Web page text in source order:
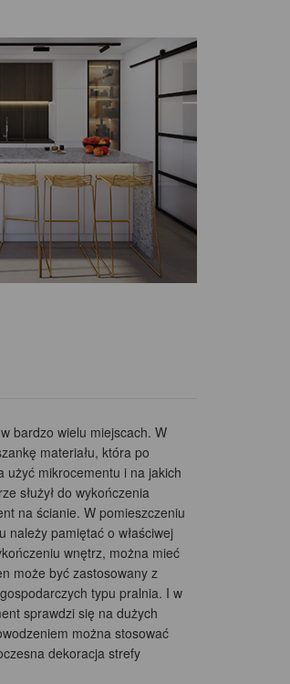
bardzo wielu miejscach. W
materiału, która po
użyć mikrocementu i na jakich
służył do wykończenia
na ścianie. W pomieszczeniu
należy pamiętać o właściwej
wnętrz, można mieć
może być zastosowany z
typu pralnia. I w
sprawdzi się na dużych
można stosować
dekoracja strefy